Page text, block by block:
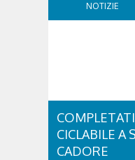
NOTIZIE
CICLABILE A
CADORE